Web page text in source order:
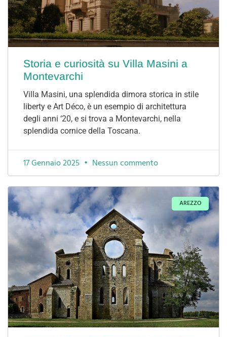
Storia e curiosità su Villa Masini a
Montevarchi
Villa Masini, una splendida dimora storica in stile
liberty e Art Déco, è un esempio di architettura
degli anni ‘20, e si trova a Montevarchi, nella
splendida cornice della Toscana.
17 Gennaio 2025 Nessun commento
AREZZO